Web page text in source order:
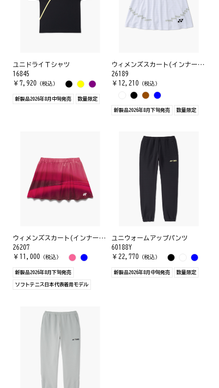
ユニドライＴシャツ
16845
￥ 7,920 （税込）
新製品2026年8月中旬発売 数量限定
ウィメンズスカート(インナースパッツ付)
26189
￥ 12,210 （税込）
新製品2026年8月下旬発売 数量限定
ウィメンズスカート(インナースパッツ付)
26207
￥ 11,000 （税込）
新製品2026年8月下旬発売
ソフトテニス日本代表着用モデル
ユニウォームアップパンツ
60188Y
￥ 22,770 （税込）
新製品2026年8月中旬発売 数量限定